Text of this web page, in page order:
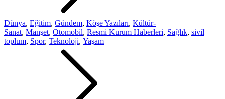
Dünya, Eğitim, Gündem, Köşe Yazıları, Kültür-
Sanat, Manşet, Otomobil, Resmi Kurum Haberleri, Sağlık, sivil
toplum, Spor, Teknoloji, Yaşam